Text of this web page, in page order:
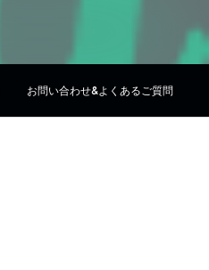
お問い合わせ&よくあるご質問